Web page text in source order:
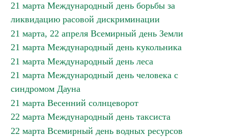
21 марта Международный день борьбы за
ликвидацию расовой дискриминации
21 марта, 22 апреля Всемирный день Земли
21 марта Международный день кукольника
21 марта Международный день леса
21 марта Международный день человека с
синдромом Дауна
21 марта Весенний солнцеворот
22 марта Международный день таксиста
22 марта Всемирный день водных ресурсов